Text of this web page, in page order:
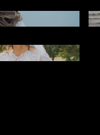
de Lumiere